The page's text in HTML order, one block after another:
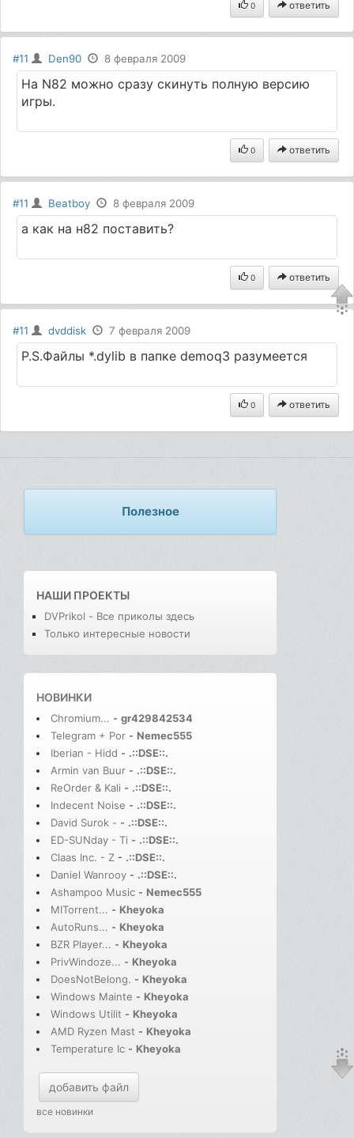
0 ответить
#11 Den90 8 февраля 2009
На N82 можно сразу скинуть полную версию
игры.
0 ответить
#11 Beatboy 8 февраля 2009
а как на н82 поставить?
0 ответить
#11 dvddisk 7 февраля 2009
P.S.Файлы *.dylib в папке demoq3 разумеется
0 ответить
Полезное
НАШИ ПРОЕКТЫ
DVPrikol - Все приколы здесь
Только интересные новости
НОВИНКИ
Chromium... - gr429842534
Telegram + Por - Nemec555
Iberian - Hidd - .::DSE::.
Armin van Buur - .::DSE::.
ReOrder & Kali - .::DSE::.
Indecent Noise - .::DSE::.
David Surok - - .::DSE::.
ED-SUNday - Ti - .::DSE::.
Claas Inc. - Z - .::DSE::.
Daniel Wanrooy - .::DSE::.
Ashampoo Music - Nemec555
MITorrent... - Kheyoka
AutoRuns... - Kheyoka
BZR Player... - Kheyoka
PrivWindoze... - Kheyoka
DoesNotBelong. - Kheyoka
Windows Mainte - Kheyoka
Windows Utilit - Kheyoka
AMD Ryzen Mast - Kheyoka
Temperature Ic - Kheyoka
добавить файл
все новинки